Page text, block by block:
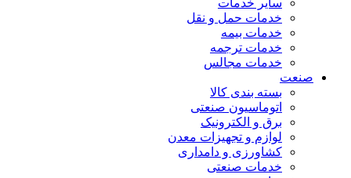
سایر خدمات
خدمات حمل و نقل
خدمات بیمه
خدمات ترجمه
خدمات مجالس
صنعت
بسته بندی کالا
اتوماسیون صنعتی
برق و الکترونیک
لوازم و تجهیزات معدن
کشاورزی و دامداری
خدمات صنعتی